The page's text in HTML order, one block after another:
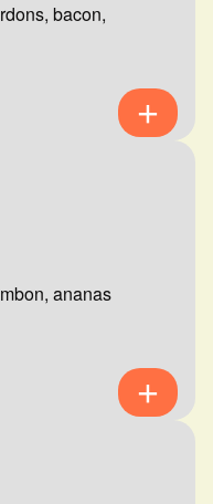
bacon,
ananas